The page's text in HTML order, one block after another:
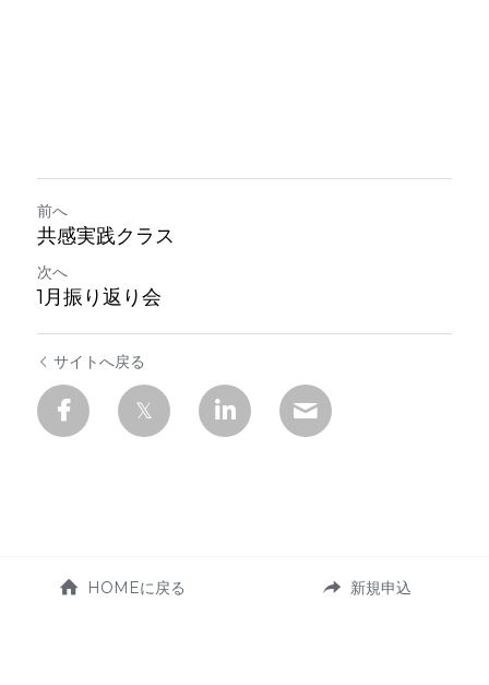
前へ
共感実践クラス
次へ
1月振り返り会
サイトへ戻る
HOMEに戻る 新規申込